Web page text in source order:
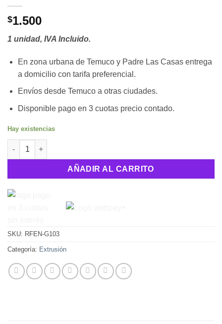
$1.500
1 unidad, IVA Incluido.
En zona urbana de Temuco y Padre Las Casas entrega
a domicilio con tarifa preferencial.
Envíos desde Temuco a otras ciudades.
Disponible pago en 3 cuotas precio contado.
Hay existencias
Conector neumático PC4-M6 cantidad
AÑADIR AL CARRITO
SKU: RFEN-G103
Categoría: Extrusión